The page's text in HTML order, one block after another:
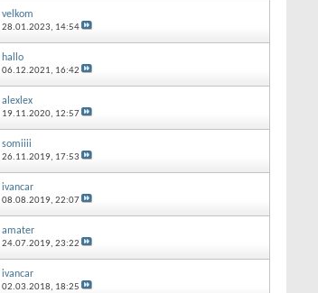
velkom
28.01.2023, 14:54
hallo
06.12.2021, 16:42
alexlex
19.11.2020, 12:57
somiiii
26.11.2019, 17:53
ivancar
08.08.2019, 22:07
amater
24.07.2019, 23:22
ivancar
02.03.2018, 18:25